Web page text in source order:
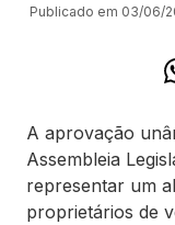
Publicado em 03/06/
A aprovação
Assembleia
representar um
proprietários de